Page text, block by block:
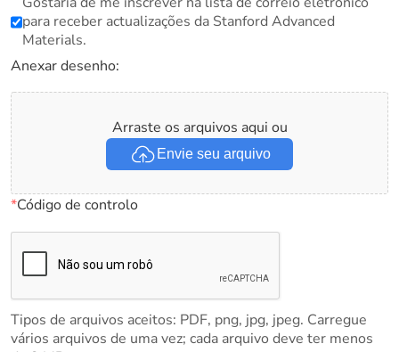
para receber actualizações da Stanford Advanced
Materials.
Anexar desenho:
Arraste os arquivos aqui ou
Envie seu arquivo
*Código de controlo
Tipos de arquivos aceitos: PDF, png, jpg, jpeg. Carregue
vários arquivos de uma vez; cada arquivo deve ter menos